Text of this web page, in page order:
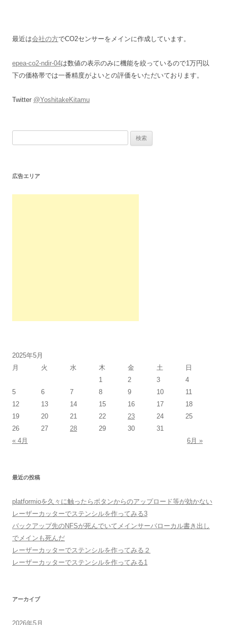
最近は会社の方でCO2センサーをメインに作成しています。
epea-co2-ndir-04は数値の表示のみに機能を絞っているので1万円以
下の価格帯では一番精度がよいとの評価をいただいております。
Twitter @YoshitakeKitamu
広告エリア
2025年5月
月
火 水 木 金 土
日
1
2 3
4
5
6 7 8 9 10
11
12
13 14 15 16 17
18
19
20 21 22 23 24
25
26
27 28 29 30
31
« 4月
6月 »
最近の投稿
platformioを久々に触ったらボタンからのアップロード等が効かない
レーザーカッターでステンシルを作ってみる3
バックアップ先のNFSが死んでいてメインサーバローカル書き出し
でメインも死んだ
レーザーカッターでステンシルを作ってみる２
レーザーカッターでステンシルを作ってみる1
アーカイブ
2026年5月